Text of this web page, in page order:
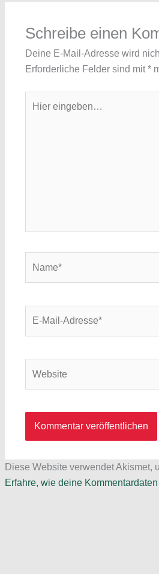
Schreibe einen
Deine E-Mail-Adresse wird
Erforderliche Felder sind mit*
eingeben…
Diese Website verwendet Akismet,
Erfahre, wie deine